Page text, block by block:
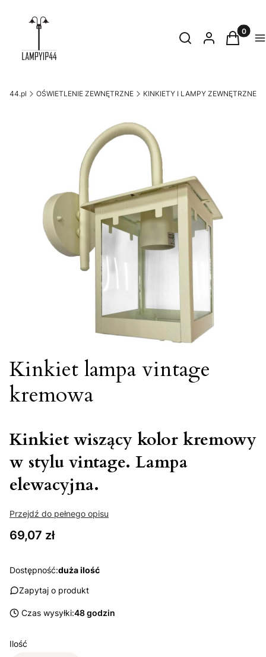
Otwórz
SzukajZaloguj sięKoszyk
OŚWIETLENIE ZEWNĘTRZNE KINKIETY I LAMPY ZEWNĘTRZNE
Kinkiet lampa vintage
kremowa
Kinkiet wiszący kolor kremowy
w stylu vintage. Lampa
elewacyjna.
Przejdź do pełnego opisu
Cena
69,07 zł
Dostępność:duża ilość
Zapytaj o produkt
Czas wysyłki:48 godzin
Ilość